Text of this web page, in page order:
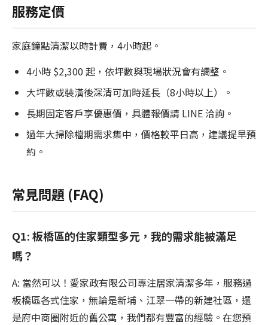
服務定價
家庭鐘點清潔以時計費，4小時起。
4小時 $2,300 起，依坪數與現場狀況會有調整。
大坪數或裝潢後深清可加時延長（8小時以上）。
長期固定客戶享優惠價，具體報價請 LINE 洽詢。
過年大掃除檔期需求集中，價格較平日高，建議提早預
約。
常見問題 (FAQ)
Q1: 板橋區的住家類型多元，我的需求能被滿足
嗎？
A: 當然可以！愛家政有限公司專注居家清潔多年，服務過
板橋區各式住家，無論是新埔、江翠一帶的新建社區，還
是府中商圈附近的舊公寓，我們都有豐富的經驗。在您預